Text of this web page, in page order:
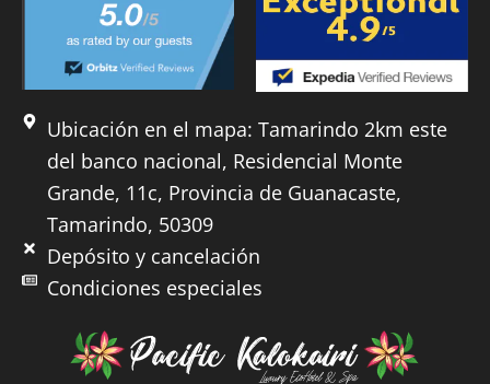
Ubicación en el mapa: Tamarindo 2km este
del banco nacional, Residencial Monte
Grande, 11c, Provincia de Guanacaste,
Tamarindo, 50309
Depósito y cancelación
Condiciones especiales